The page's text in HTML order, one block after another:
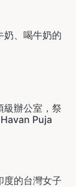
奶、喝牛奶的
級辦公室，祭
Puja
度的台灣女子